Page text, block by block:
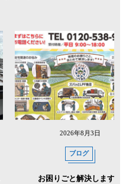
2026年8月3日
ブログ
お困りごと解決します！